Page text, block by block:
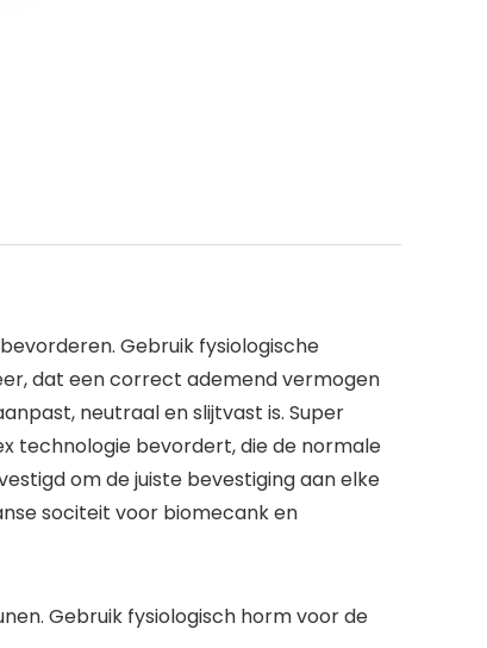
Gebruik fysiologische
dat een correct ademend vermogen
neutraal en slijtvast is. Super
technologie bevordert, die de normale
om de juiste bevestiging aan elke
sociteit voor biomecank en
Gebruik fysiologisch horm voor de